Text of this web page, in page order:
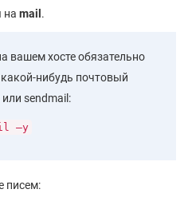
на mail .
вашем хосте обязательно
нибудь почтовый
sendmail:
–y
писем: